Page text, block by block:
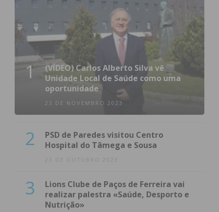
Imediato
Assine nossa newsletter por e-mail e
obtenha de forma regular a informação
atualizada.
Eu li e concordo com ostermos e
condições
1
(VÍDEO) Carlos Alberto Silva vê
Unidade Local de Saúde como uma
oportunidade
23 DE NOVEMBRO 2023
2
PSD de Paredes visitou Centro
Hospital do Tâmega e Sousa
23 DE OUTUBRO 2023
3
Lions Clube de Paços de Ferreira vai
realizar palestra «Saúde, Desporto e
Nutrição»